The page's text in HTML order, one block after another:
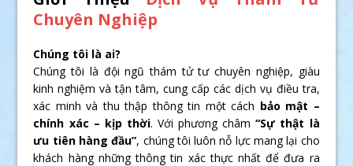
Chuyên Nghiệp
Chúng tôi là ai?
Chúng tôi là đội ngũ thám tử tư chuyên nghiệp, giàu
kinh nghiệm và tận tâm, cung cấp các dịch vụ điều tra,
xác minh và thu thập thông tin một cách bảo mật –
chính xác – kịp thời. Với phương châm“Sự thật là
ưu tiên hàng đầu”, chúng tôi luôn nỗ lực mang lại cho
khách hàng những thông tin xác thực nhất để đưa ra